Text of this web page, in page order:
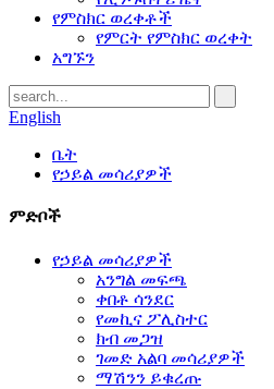
የምስክር ወረቀቶች
የምርት የምስክር ወረቀት
አግኙን
English
ቤት
የኃይል መሳሪያዎች
ምድቦች
የኃይል መሳሪያዎች
አንግል መፍጫ
ቀበቶ ሳንደር
የመኪና ፖሊስተር
ክብ መጋዝ
ገመድ አልባ መሳሪያዎች
ማሽንን ይቁረጡ